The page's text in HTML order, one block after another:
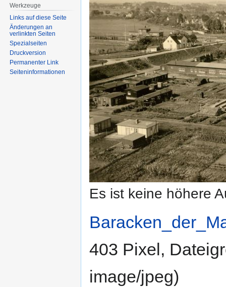
Es ist keine höhere
403 Pixel,
image/jpeg)
Werkzeuge
Links auf diese Seite
Änderungen an
verlinkten Seiten
Spezialseiten
Druckversion
Permanenter Link
Seiten­informationen